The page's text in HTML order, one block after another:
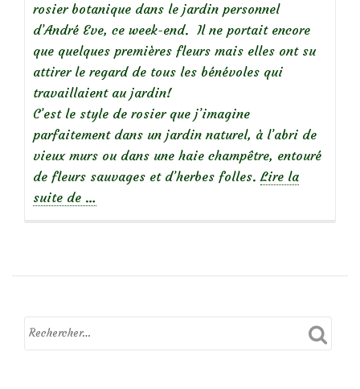
rosier botanique dans le jardin personnel
d’André Eve, ce week-end. Il ne portait encore
que quelques premières fleurs mais elles ont su
attirer le regard de tous les bénévoles qui
travaillaient au jardin!
C’est le style de rosier que j’imagine
parfaitement dans un jardin naturel, à l’abri de
vieux murs ou dans une haie champêtre, entouré
de fleurs sauvages et d’herbes folles. Lire la
suite de à
Focus
…